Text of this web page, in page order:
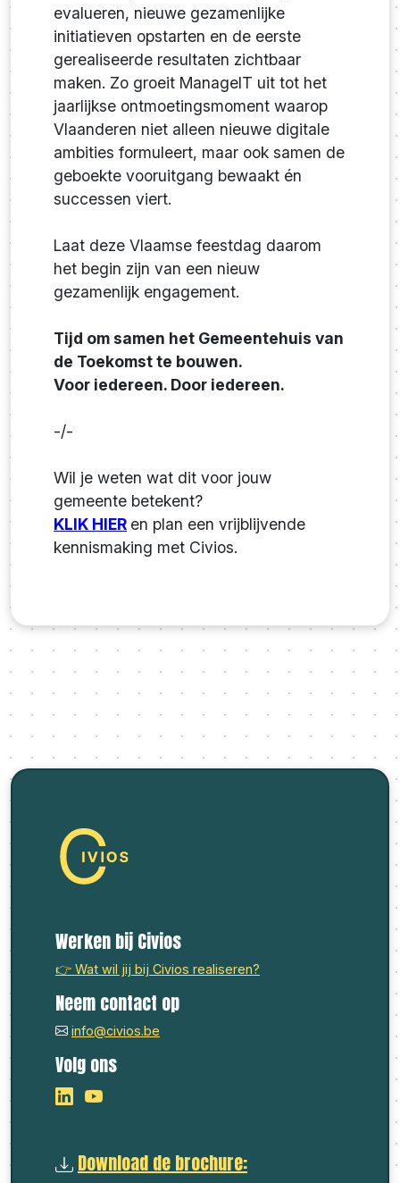
evalueren, nieuwe gezamenlijke
initiatieven opstarten en de eerste
gerealiseerde resultaten zichtbaar
maken. Zo groeit ManageIT uit tot het
jaarlijkse ontmoetingsmoment waarop
Vlaanderen niet alleen nieuwe digitale
ambities formuleert, maar ook samen de
geboekte vooruitgang bewaakt én
successen viert.
Laat deze Vlaamse feestdag daarom
het begin zijn van een nieuw
gezamenlijk engagement.
Tijd om samen het Gemeentehuis van
de Toekomst te bouwen.
Voor iedereen. Door iedereen.
-/-
Wil je weten wat dit voor jouw
gemeente betekent?
KLIK HIER en plan een vrijblijvende
kennismaking met Civios.
Werken bij Civios
👉 Wat wil jij bij Civios realiseren?
Neem contact op
info@civios.be
Volg ons
Download de brochure: